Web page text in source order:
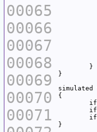
00065
00066
00067
00068
00069
00070
00071
simulated